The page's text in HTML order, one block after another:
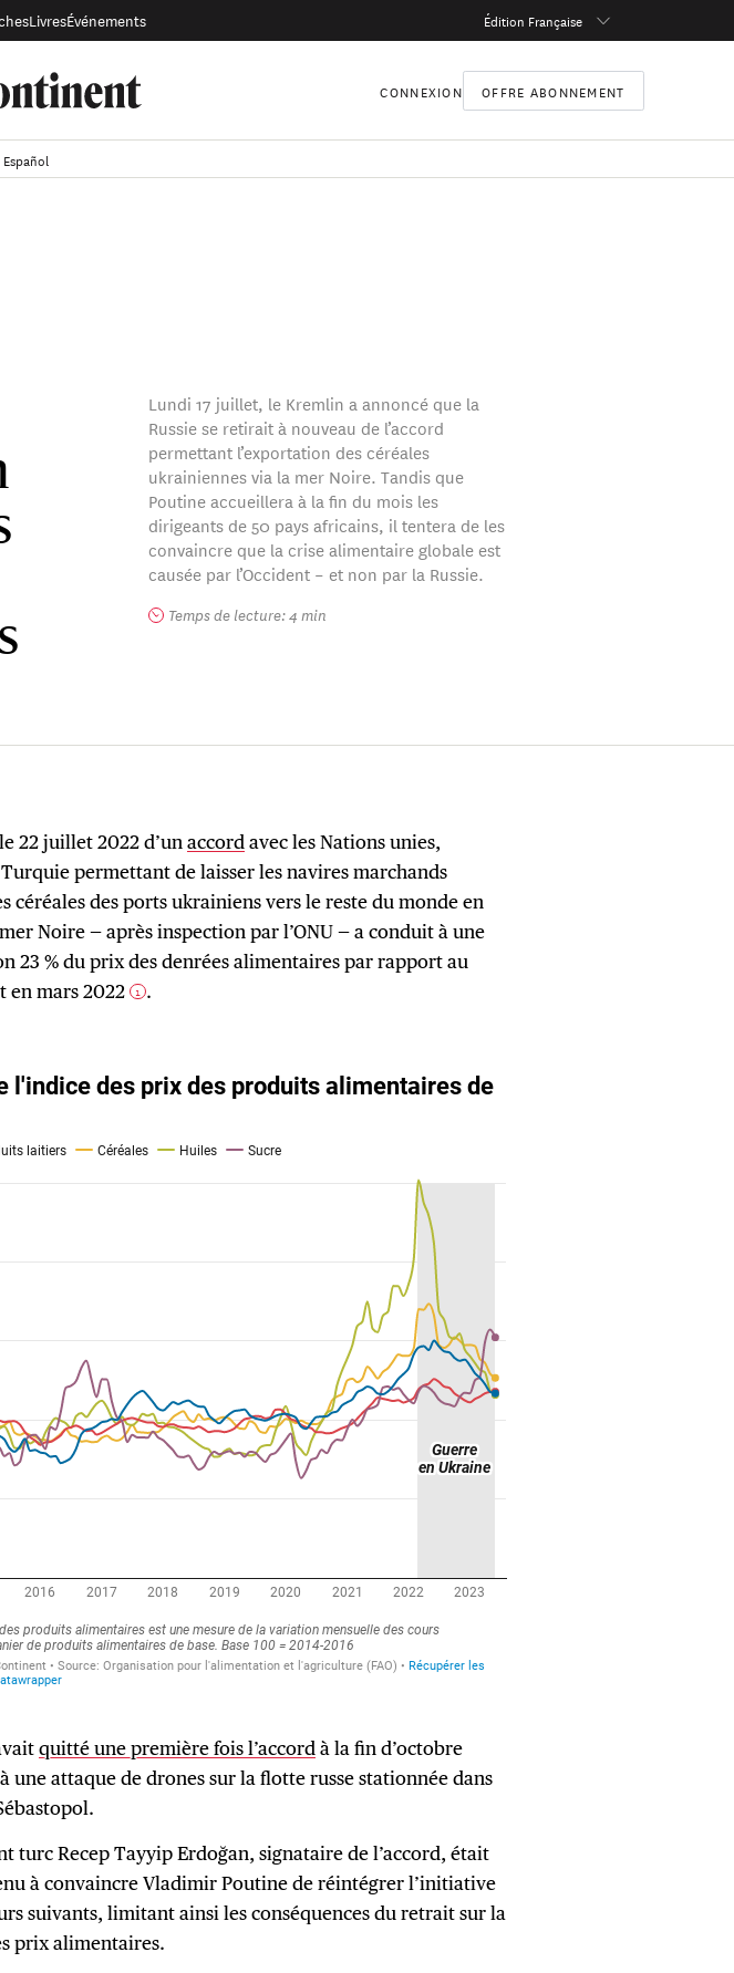
LivresÉvénements Édition Française
CONNEXION OFFRE ABONNEMENT
Español
Lundi 17 juillet, le Kremlin a annoncé que la
Russie se retirait à nouveau de l’accord
permettant l’exportation des céréales
ukrainiennes via la mer Noire. Tandis que
Poutine accueillera à la fin du mois les
dirigeants de 50 pays africains, il tentera de les
convaincre que la crise alimentaire globale est
causée par l’Occident – et non par la Russie.
Temps de lecture: 4 min
22 juillet 2022 d’unaccord avec les Nations unies,
permettant de laisser les navires marchands
céréales des ports ukrainiens vers le reste du monde en
Noire — après inspection par l’ONU — a conduit à une
23 % du prix des denrées alimentaires par rapport au
en mars 2022 1 .
quitté une première fois l’accord à la fin d’octobre
une attaque de drones sur la flotte russe stationnée dans
turc Recep Tayyip Erdoğan, signataire de l’accord, était
à convaincre Vladimir Poutine de réintégrer l’initiative
suivants, limitant ainsi les conséquences du retrait sur la
prix alimentaires.